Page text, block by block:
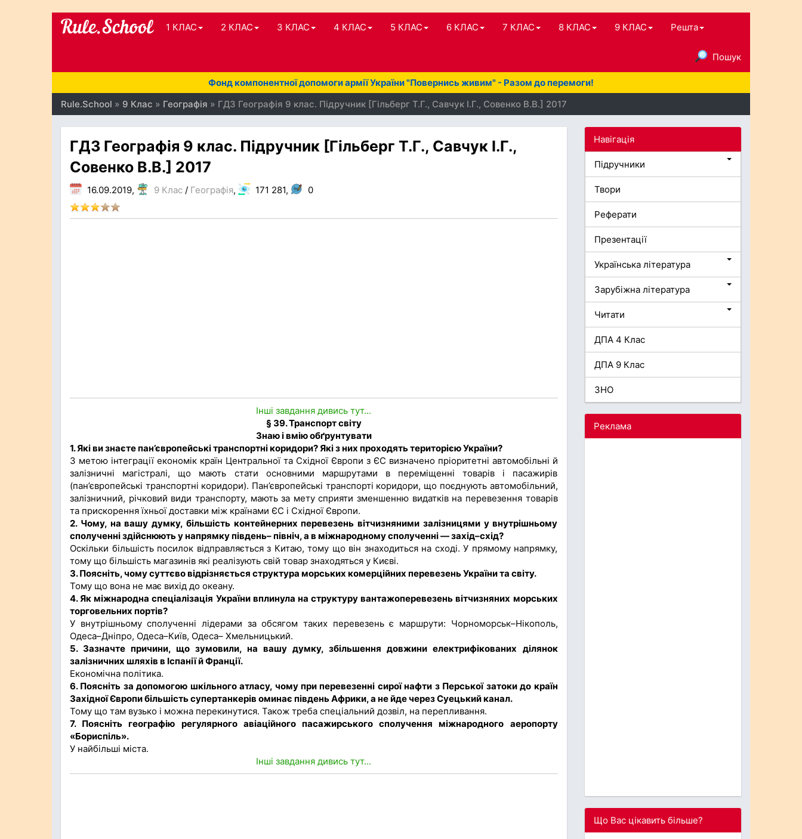
1 КЛАС 2 КЛАС 3 КЛАС 4 КЛАС 5 КЛАС 6 КЛАС 7 КЛАС 8 КЛАС 9 КЛАС Решта
Пошук
Фонд компонентної допомоги армії України "Повернись живим" - Разом до перемоги!
Rule.School » 9 Клас » Географія » ГДЗ Географія 9 клас. Підручник [Гільберг Т.Г., Савчук І.Г., Совенко В.В.] 2017
ГДЗ Географія 9 клас. Підручник [Гільберг Т.Г., Савчук І.Г.,
Совенко В.В.] 2017
16.09.2019, 9 Клас / Географія, 171 281, 0
Інші завдання дивись тут...
§ 39. Транспорт світу
Знаю і вмію обґрунтувати
1. Які ви знаєте пан’європейські транспортні коридори? Які з них проходять територією України?
З метою інтеграції економік країн Центральної та Східної Європи з ЄС визначено пріоритетні автомобільні й
залізничні магістралі, що мають стати основними маршрутами в переміщенні товарів і пасажирів
(пан’європейські транспортні коридори). Пан’європейські транспорті коридори, що поєднують автомобільний,
залізничний, річковий види транспорту, мають за мету сприяти зменшенню видатків на перевезення товарів
та прискорення їхньої доставки між країнами ЄС і Східної Європи.
2. Чому, на вашу думку, більшість контейнерних перевезень вітчизняними залізницями у внутрішньому
сполученні здійснюють у напрямку південь– північ, а в міжнародному сполученні — захід–схід?
Оскільки більшість посилок відправляється з Китаю, тому що він знаходиться на сході. У прямому напрямку,
тому що більшість магазинів які реалізують свій товар знаходяться у Києві.
3. Поясніть, чому суттєво відрізняється структура морських комерційних перевезень України та світу.
Тому що вона не має вихід до океану.
4. Як міжнародна спеціалізація України вплинула на структуру вантажоперевезень вітчизняних морських
торговельних портів?
У внутрішньому сполученні лідерами за обсягом таких перевезень є маршрути: Чорноморськ–Нікополь,
Одеса–Дніпро, Одеса–Київ, Одеса– Хмельницький.
5. Зазначте причини, що зумовили, на вашу думку, збільшення довжини електрифікованих ділянок
залізничних шляхів в Іспанії й Франції.
Економічна політика.
6. Поясніть за допомогою шкільного атласу, чому при перевезенні сирої нафти з Перської затоки до країн
Західної Європи більшість супертанкерів оминає південь Африки, а не йде через Суецький канал.
Тому що там вузько і можна перекинутися. Також треба спеціальний дозвіл, на перепливання.
7. Поясніть географію регулярного авіаційного пасажирського сполучення міжнародного аеропорту
«Бориспіль».
У найбільші міста.
Інші завдання дивись тут...
Навігація
Підручники
Твори
Реферати
Презентації
Українська література
Зарубіжна література
Читати
ДПА 4 Клас
ДПА 9 Клас
ЗНО
Реклама
Що Вас цікавить більше?